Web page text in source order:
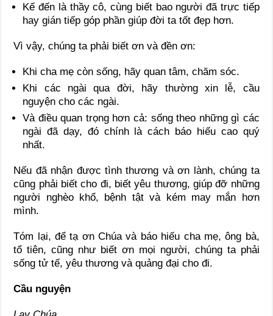
Kế đến là thầy cô, cùng biết bao người đã trực tiếp
hay gián tiếp góp phần giúp đời ta tốt đẹp hơn.
Vì vậy, chúng ta phải biết ơn và đền ơn:
Khi cha mẹ còn sống, hãy quan tâm, chăm sóc.
Khi các ngài qua đời, hãy thường xin lễ, cầu
nguyện cho các ngài.
Và điều quan trọng hơn cả: sống theo những gì các
ngài đã dạy, đó chính là cách báo hiếu cao quý
nhất.
Nếu đã nhận được tình thương và ơn lành, chúng ta
cũng phải biết cho đi, biết yêu thương, giúp đỡ những
người nghèo khổ, bệnh tật và kém may mắn hơn
mình.
Tóm lại, để tạ ơn Chúa và báo hiếu cha mẹ, ông bà,
tổ tiên, cũng như biết ơn mọi người, chúng ta phải
sống tử tế, yêu thương và quảng đại cho đi.
Cầu nguyện